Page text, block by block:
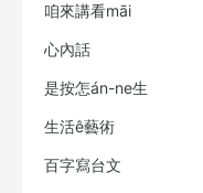
咱來講看māi
心內話
是按怎án-ne生
生活ê藝術
百字寫台文